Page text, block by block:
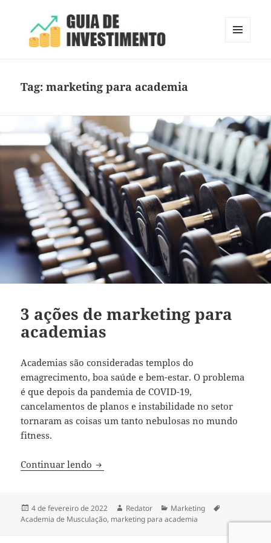
Tag:marketing para academia
3 ações de marketing para
academias
Academias são consideradas templos do
emagrecimento, boa saúde e bem-estar. O problema
é que depois da pandemia de COVID-19,
cancelamentos de planos e instabilidade no setor
tornaram as coisas um tanto nebulosas no mundo
fitness.
Continuar lendo 3 ações de marketing para academias
Publicado
em
4 de fevereiro de 2022 Autor
Redator Categorias
Marketing
Academia de Musculação, marketing para academia